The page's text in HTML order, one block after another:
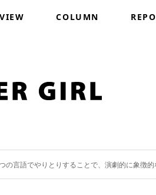
COLUMN
言語でやりとりすることで、演劇的に象徴的